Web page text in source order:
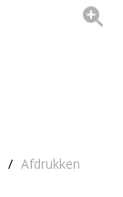
/ Afdrukken